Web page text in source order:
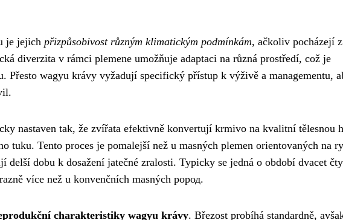
je jejich přizpůsobivost různým klimatickým podmínkám, ačkoliv pocházejí z
diverzita v rámci plemene umožňuje adaptaci na různá prostředí, což je
Přesto wagyu krávy vyžadují specifický přístup k výživě a managementu,
nastaven tak, že zvířata efektivně konvertují krmivo na kvalitní tělesnou
tuku. Tento proces je pomalejší než u masných plemen orientovaných na
delší dobu k dosažení jatečné zralosti. Typicky se jedná o období dvacet
více než u konvenčních masných pород.
charakteristiky wagyu krávy. Březost probíhá standardně,